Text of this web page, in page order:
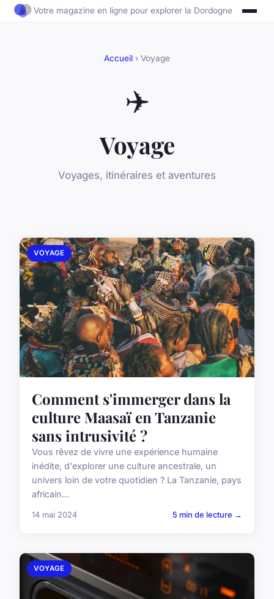
Votre magazine en ligne pour explorer la Dordogne
Accueil › Voyage
✈️
Voyage
Voyages, itinéraires et aventures
VOYAGE
Comment s'immerger dans la
culture Maasaï en Tanzanie
sans intrusivité ?
Vous rêvez de vivre une expérience humaine
inédite, d'explorer une culture ancestrale, un
univers loin de votre quotidien ? La Tanzanie, pays
africain...
14 mai 2024 5 min de lecture →
VOYAGE